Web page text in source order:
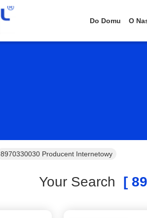
Do Domu O
8970330030 Producent Internetowy
Your Search [